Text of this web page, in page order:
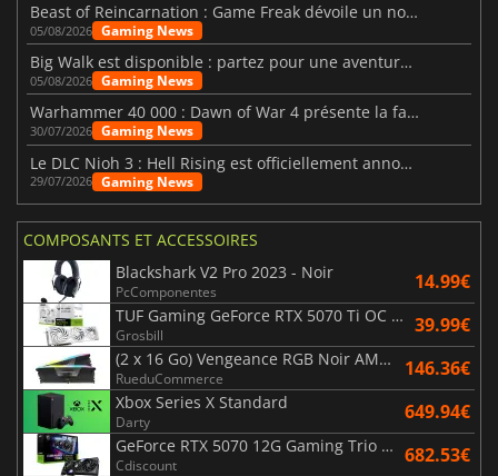
Beast of Reincarnation : Game Freak dévoile un nouveau pari
05/08/2026 Gaming News
Big Walk est disponible : partez pour une aventure entre amis
05/08/2026 Gaming News
Warhammer 40 000 : Dawn of War 4 présente la faction des Nécrons
30/07/2026 Gaming News
Le DLC Nioh 3 : Hell Rising est officiellement annoncé
29/07/2026 Gaming News
COMPOSANTS ET ACCESSOIRES
Blackshark V2 Pro 2023 - Noir
PcComponentes 14.99€
TUF Gaming GeForce RTX 5070 Ti OC White Edition 16GB
Grosbill 39.99€
(2 x 16 Go) Vengeance RGB Noir AMD Expo 6000 MHz - CAS 30
RueduCommerce 146.36€
Xbox Series X Standard
Darty 649.94€
GeForce RTX 5070 12G Gaming Trio OC Black
Cdiscount 682.53€